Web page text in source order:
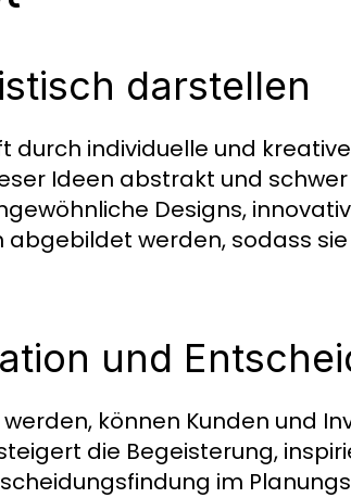
darstellen
durch individuelle und
Ideen abstrakt und
Designs,
werden, sodass
und
können Kunden und
die Begeisterung,
im